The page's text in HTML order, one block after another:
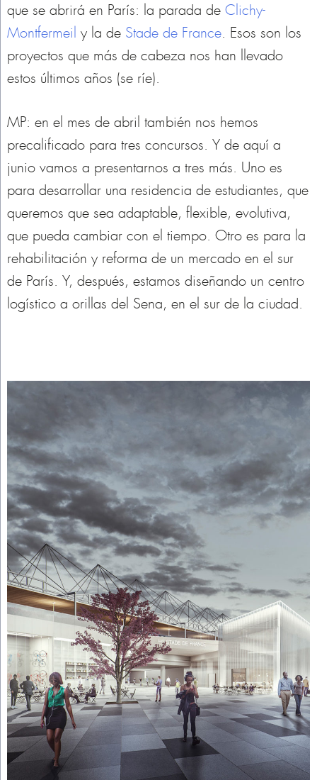
que se abrirá en París: la parada de Clichy-
Montfermeil y la de Stade de France. Esos son los
proyectos que más de cabeza nos han llevado
estos últimos años (se ríe).
MP: en el mes de abril también nos hemos
precalificado para tres concursos. Y de aquí a
junio vamos a presentarnos a tres más. Uno es
para desarrollar una residencia de estudiantes, que
queremos que sea adaptable, flexible, evolutiva,
que pueda cambiar con el tiempo. Otro es para la
rehabilitación y reforma de un mercado en el sur
de París. Y, después, estamos diseñando un centro
logístico a orillas del Sena, en el sur de la ciudad.